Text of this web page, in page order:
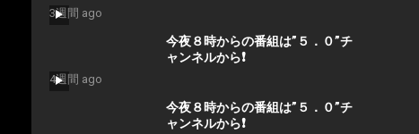
3週間 ago
今夜８時からの番組は”５．０”チ
ャンネルから❗️
4週間 ago
今夜８時からの番組は”５．０”チ
ャンネルから❗️